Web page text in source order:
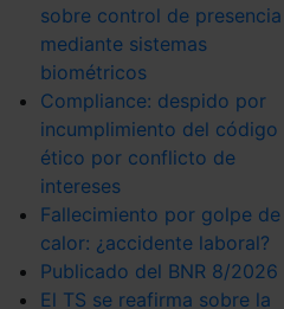
sobre control de presencia
mediante sistemas
biométricos
Compliance: despido por
incumplimiento del código
ético por conflicto de
intereses
Fallecimiento por golpe de
calor: ¿accidente laboral?
Publicado del BNR 8/2026
El TS se reafirma sobre la